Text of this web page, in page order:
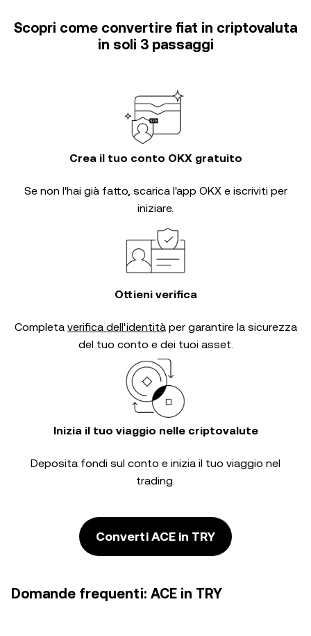
Scopri come convertire fiat in criptovaluta
in soli 3 passaggi
Crea il tuo conto OKX gratuito
Se non l'hai già fatto, scarica l'app OKX e iscriviti per
iniziare.
Ottieni verifica
Completa verifica dell'identitàper garantire la sicurezza
del tuo conto e dei tuoi asset.
Inizia il tuo viaggio nelle criptovalute
Deposita fondi sul conto e inizia il tuo viaggio nel
trading.
Converti ACE in TRY
Domande frequenti: ACE in TRY